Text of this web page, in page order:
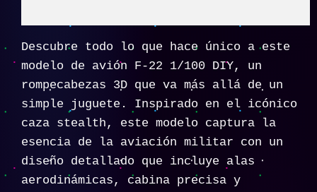
Descubre todo lo que hace único a este
modelo de avión F-22 1/100 DIY, un
rompecabezas 3D que va más allá de un
simple juguete. Inspirado en el icónico
caza stealth, este modelo captura la
esencia de la aviación militar con un
diseño detallado que incluye alas
aerodinámicas, cabina precisa y